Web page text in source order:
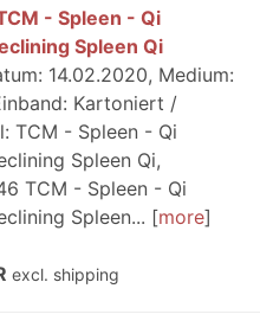
- Spleen - Qi
Spleen Qi
14.02.2020, Medium:
Kartoniert /
TCM - Spleen - Qi
Spleen Qi,
TCM - Spleen - Qi
Spleen...
more
excl. shipping